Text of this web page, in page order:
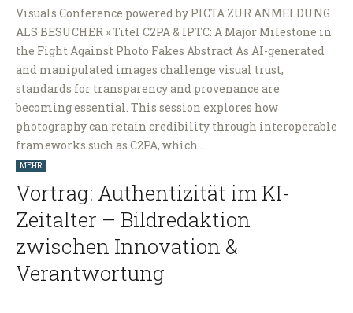
Visuals Conference powered by PICTA ZUR ANMELDUNG
ALS BESUCHER » Titel C2PA & IPTC: A Major Milestone in
the Fight Against Photo Fakes Abstract As AI-generated
and manipulated images challenge visual trust,
standards for transparency and provenance are
becoming essential. This session explores how
photography can retain credibility through interoperable
frameworks such as C2PA, which…
MEHR
Vortrag: Authentizität im KI-
Zeitalter – Bildredaktion
zwischen Innovation &
Verantwortung